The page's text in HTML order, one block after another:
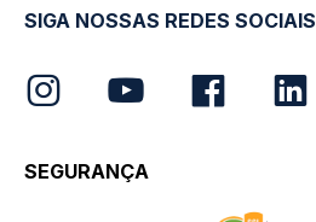
SIGA NOSSAS REDES SOCIAIS
SEGURANÇA